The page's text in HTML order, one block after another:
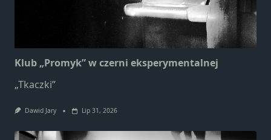
Klub „Promyk” w czerni eksperymentalnej
„Tkaczki”
Dawid Jary Lip 31, 2026